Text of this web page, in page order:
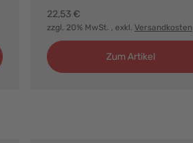
22,53 €
zzgl. 20% MwSt. , exkl. Versandkosten
Zum Artikel